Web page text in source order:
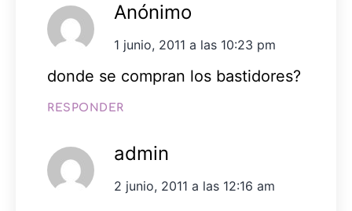
Anónimo
1 junio, 2011 a las 10:23 pm
donde se compran los bastidores?
RESPONDER
admin
2 junio, 2011 a las 12:16 am